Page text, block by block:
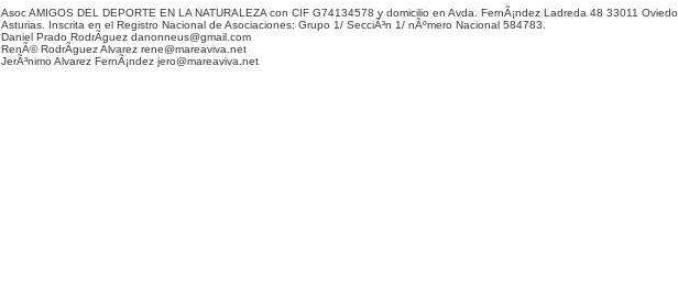
Asoc AMIGOS DEL DEPORTE EN LA NATURALEZA con CIF G74134578 y domicilio en Avda. FernÃ¡ndez Ladreda 48 33011 Oviedo,
Asturias. Inscrita en el Registro Nacional de Asociaciones; Grupo 1/ SecciÃ³n 1/ nÃºmero Nacional 584783.
Daniel Prado RodrÃ­guez danonneus@gmail.com
RenÃ© RodrÃ­guez Alvarez rene@mareaviva.net
JerÃ³nimo Alvarez FernÃ¡ndez jero@mareaviva.net